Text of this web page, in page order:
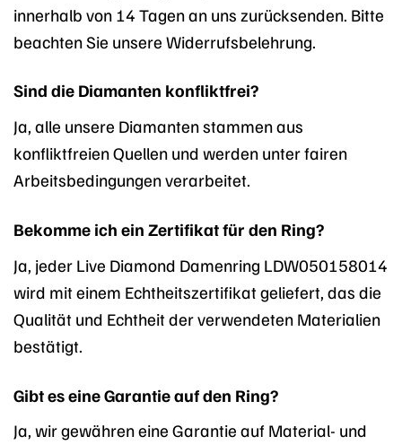
innerhalb von 14 Tagen an uns zurücksenden. Bitte
beachten Sie unsere Widerrufsbelehrung.
Sind die Diamanten konfliktfrei?
Ja, alle unsere Diamanten stammen aus
konfliktfreien Quellen und werden unter fairen
Arbeitsbedingungen verarbeitet.
Bekomme ich ein Zertifikat für den Ring?
Ja, jeder Live Diamond Damenring LDW050158014
wird mit einem Echtheitszertifikat geliefert, das die
Qualität und Echtheit der verwendeten Materialien
bestätigt.
Gibt es eine Garantie auf den Ring?
Ja, wir gewähren eine Garantie auf Material- und